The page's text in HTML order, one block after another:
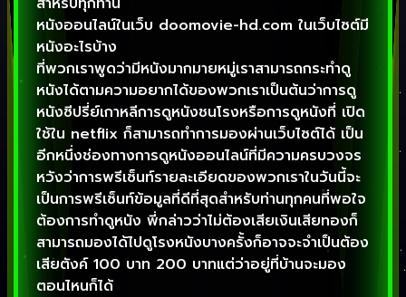
หนังออนไลน์ในเว็บ doomovie-hd.com ในเว็บไซต์มี
หนังอะไรบ้าง
ที่พวกเราพูดว่ามีหนังมากมายหมู่เราสามารถกระทำดู
หนังได้ตามความอยากได้ของพวกเราเป็นต้นว่าการดู
หนังซีปรี่ย์เกาหลีการดูหนังชนโรงหรือการดูหนังที่ เปิด
ใช้ใน netflix ก็สามารถทำการมองผ่านเว็บไซต์ได้ เป็น
อีกหนึ่งช่องทางการดูหนังออนไลน์ที่มีความครบวงจร
หวังว่าการพรีเซ็นท์รายละเอียดของพวกเราในวันนี้จะ
เป็นการพรีเซ็นท์ข้อมูลที่ดีที่สุดสำหรับท่านทุกคนที่พอใจ
ต้องการทำดูหนัง พี่กล่าวว่าไม่ต้องเสียเงินเสียทองก็
สามารถมองได้ไปดูโรงหนังบางครั้งก็อาจจะจำเป็นต้อง
เสียตังค์ 100 บาท 200 บาทแต่ว่าอยู่ที่บ้านจะมอง
ตอนไหนก็ได้